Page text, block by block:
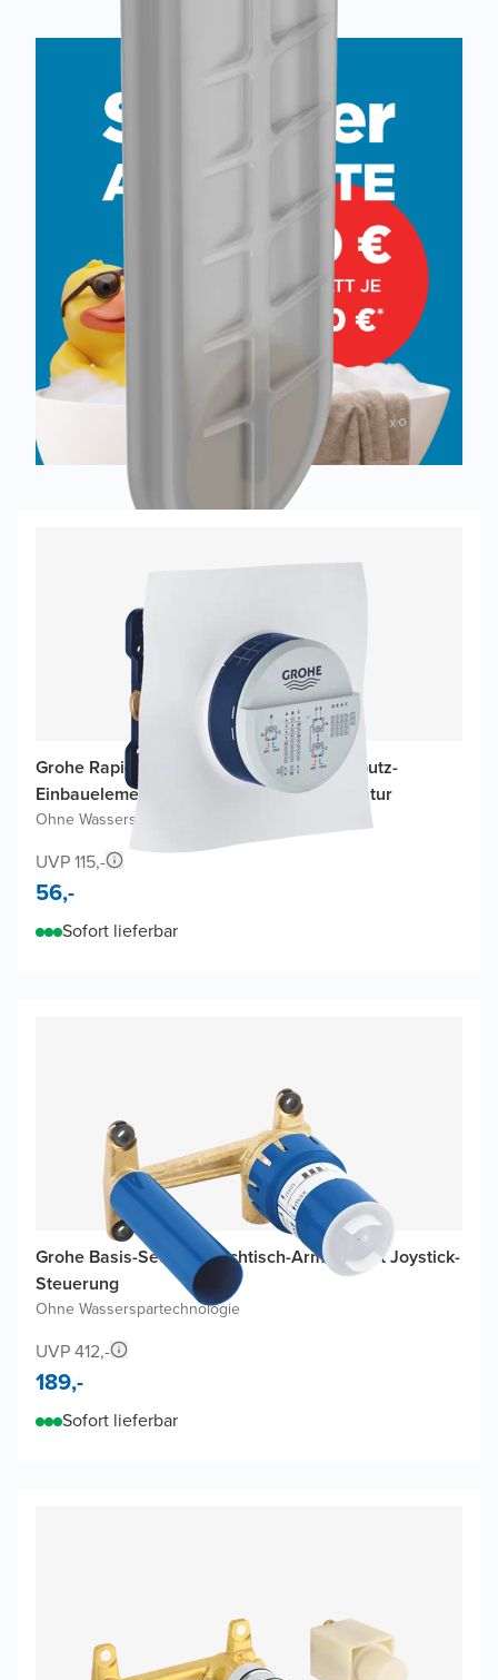
Grohe Rapido Smartbox Universal-Unterputz-
Einbauelement für Unterputz-Dusch-Armatur
Ohne Wasserspartechnologie
UVP 115,-
56,-
Sofort lieferbar
Grohe Basis-Set für Waschtisch-Armatur mit Joystick-
Steuerung
Ohne Wasserspartechnologie
UVP 412,-
189,-
Sofort lieferbar